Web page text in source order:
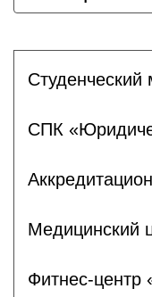
Студенческий
СПК
Медицинский
Фитнес-центр